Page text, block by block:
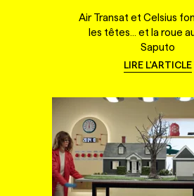
Air Transat et Celsius
les têtes... et la roue
Saputo
LIRE L'ARTICLE